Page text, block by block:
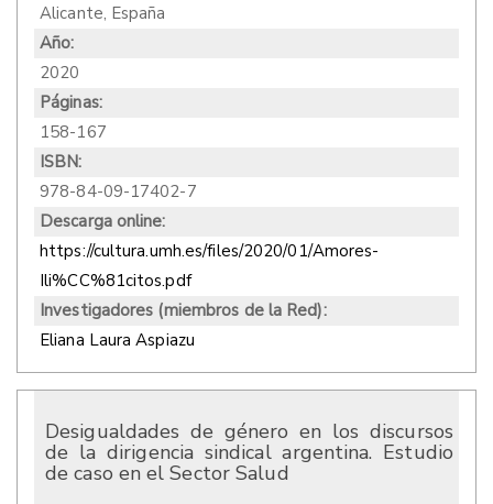
Alicante, España
Año:
2020
Páginas:
158-167
ISBN:
978-84-09-17402-7
Descarga online:
https://cultura.umh.es/files/2020/01/Amores-
Ili%CC%81citos.pdf
Investigadores (miembros de la Red):
Eliana Laura Aspiazu
Desigualdades de género en los discursos
de la dirigencia sindical argentina. Estudio
de caso en el Sector Salud